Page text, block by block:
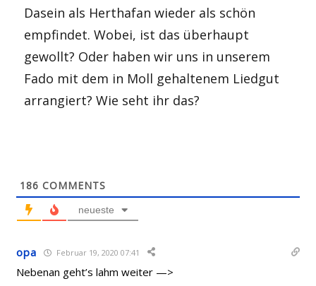
Dasein als Herthafan wieder als schön
empfindet. Wobei, ist das überhaupt
gewollt? Oder haben wir uns in unserem
Fado mit dem in Moll gehaltenem Liedgut
arrangiert? Wie seht ihr das?
186 COMMENTS
neueste
opa Februar 19, 2020 07:41
Nebenan geht’s lahm weiter —>